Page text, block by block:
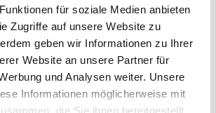
für soziale Medien anbieten
Zugriffe auf unsere Website zu
geben wir Informationen zu Ihrer
Website an unsere Partner für
und Analysen weiter. Unsere
Informationen möglicherweise mit
Monate